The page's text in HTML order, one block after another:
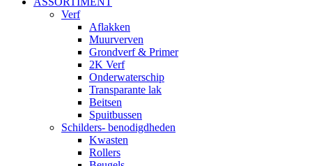
Verf
Aflakken
Muurverven
Grondverf & Primer
2K Verf
Onderwaterschip
Transparante lak
Beitsen
Spuitbussen
Schilders- benodigdheden
Kwasten
Rollers